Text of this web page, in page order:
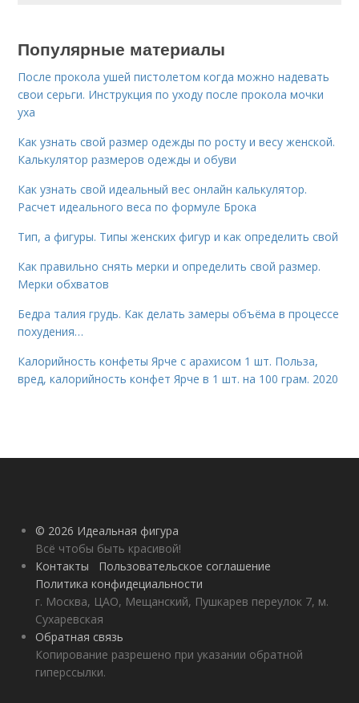
Популярные материалы
После прокола ушей пистолетом когда можно надевать
свои серьги. Инструкция по уходу после прокола мочки
уха
Как узнать свой размер одежды по росту и весу женской.
Калькулятор размеров одежды и обуви
Как узнать свой идеальный вес онлайн калькулятор.
Расчет идеального веса по формуле Брока
Тип, а фигуры. Типы женских фигур и как определить свой
Как правильно снять мерки и определить свой размер.
Мерки обхватов
Бедра талия грудь. Как делать замеры объёма в процессе
похудения…
Калорийность конфеты Ярче с арахисом 1 шт. Польза,
вред, калорийность конфет Ярче в 1 шт. на 100 грам. 2020
© 2026 Идеальная фигура
Всё чтобы быть красивой!
Контакты
Пользовательское соглашение
Политика конфидециальности
г. Москва, ЦАО, Мещанский, Пушкарев переулок 7, м.
Сухаревская
Обратная связь
Копирование разрешено при указании обратной
гиперссылки.